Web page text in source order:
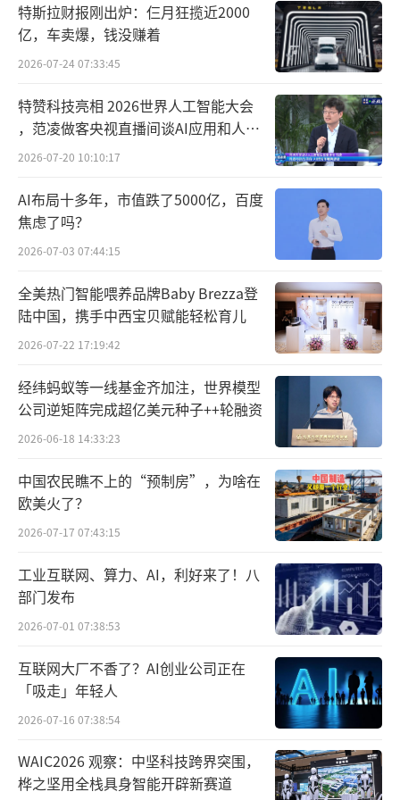
特斯拉财报刚出炉：仨月狂揽近2000
亿，车卖爆，钱没赚着
2026-07-24 07:33:45
特赞科技亮相 2026世界人工智能大会
，范凌做客央视直播间谈AI应用和人机
关系
2026-07-20 10:10:17
AI布局十多年，市值跌了5000亿，百度
焦虑了吗？
2026-07-03 07:44:15
全美热门智能喂养品牌Baby Brezza登
陆中国，携手中西宝贝赋能轻松育儿
2026-07-22 17:19:42
经纬蚂蚁等一线基金齐加注，世界模型
公司逆矩阵完成超亿美元种子++轮融资
2026-06-18 14:33:23
中国农民瞧不上的“预制房”，为啥在
欧美火了？
2026-07-17 07:43:15
工业互联网、算力、AI，利好来了！八
部门发布
2026-07-01 07:38:53
互联网大厂不香了？AI创业公司正在
「吸走」年轻人
2026-07-16 07:38:54
WAIC2026 观察：中坚科技跨界突围，
桦之坚用全栈具身智能开辟新赛道